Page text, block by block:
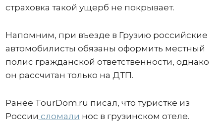
страховка такой ущерб не покрывает.
Напомним, при въезде в Грузию российские
автомобилисты обязаны оформить местный
полис гражданской ответственности, однако
он рассчитан только на ДТП.
Ранее TourDom.ru писал, что туристке из
России сломали нос в грузинском отеле.